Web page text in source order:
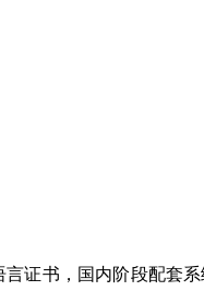
证书，国内阶段配套